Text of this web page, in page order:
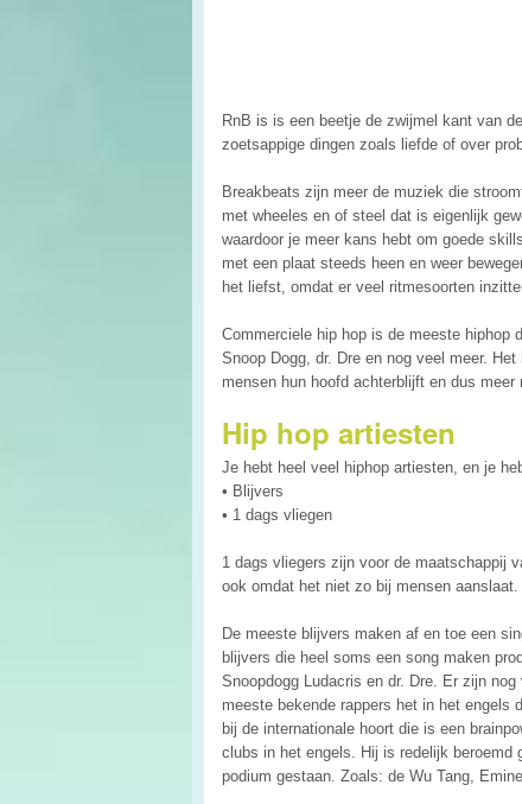
RnB is is een beetje de zwijmel kant van
zoetsappige dingen zoals liefde of over
Breakbeats zijn meer de muziek die
met wheeles en of steel dat is eigenlijk
waardoor je meer kans hebt om goede
met een plaat steeds heen en weer
het liefst, omdat er veel ritmesoorten
Commerciele hip hop is de meeste hiphop
Snoop Dogg, dr. Dre en nog veel meer.
mensen hun hoofd achterblijft en dus
Hip hop artiesten
Je hebt heel veel hiphop artiesten, en je
• Blijvers
• 1 dags vliegen
1 dags vliegers zijn voor de maatschappij
ook omdat het niet zo bij mensen
De meeste blijvers maken af en toe een
blijvers die heel soms een song maken
Snoopdogg Ludacris en dr. Dre. Er zijn
meeste bekende rappers het in het engels
bij de internationale hoort die is een
clubs in het engels. Hij is redelijk beroemd
podium gestaan. Zoals: de Wu Tang,